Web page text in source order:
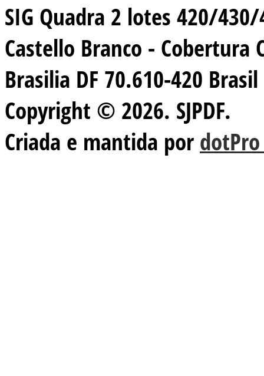
SIG Quadra 2 lotes 420/
Castello Branco - Cobertura
Brasilia DF 70.610-420 Brasil
Copyright © 2026. SJPDF.
Criada e mantida por